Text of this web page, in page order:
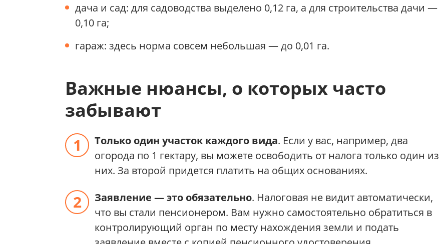
дача и сад: для садоводства выделено 0,12 га, а для строительства дачи —
0,10 га;
гараж: здесь норма совсем небольшая — до 0,01 га.
Важные нюансы, о которых часто
забывают
Только один участок каждого вида. Если у вас, например, два
огорода по 1 гектару, вы можете освободить от налога только один из
них. За второй придется платить на общих основаниях.
Заявление — это обязательно. Налоговая не видит автоматически,
что вы стали пенсионером. Вам нужно самостоятельно обратиться в
контролирующий орган по месту нахождения земли и подать